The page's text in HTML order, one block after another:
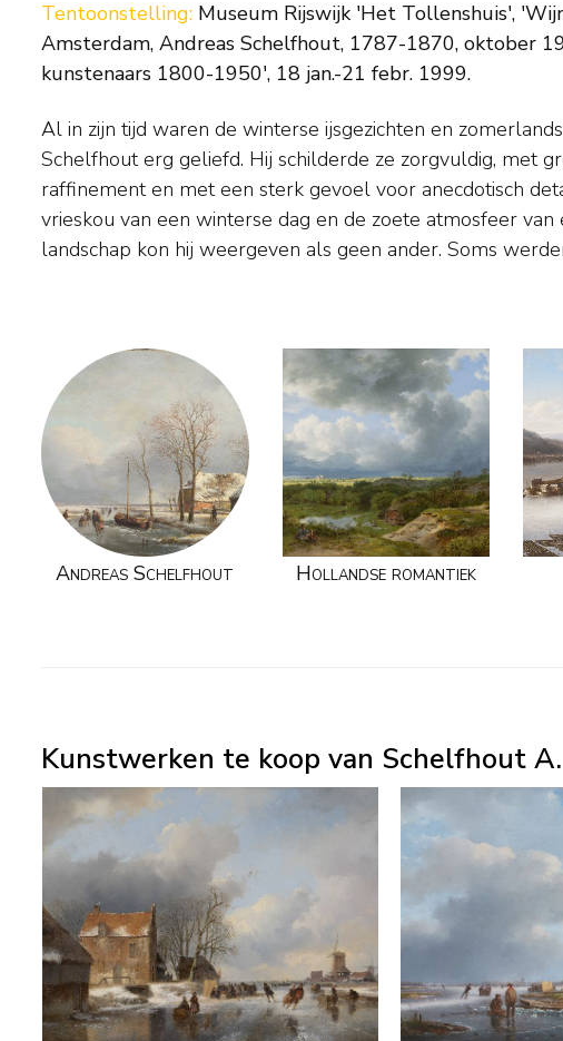
Tentoonstelling: Museum Rijswijk 'Het Tollenshuis',
Amsterdam, Andreas Schelfhout, 1787-1870, oktober
kunstenaars 1800-1950', 18 jan.-21 febr. 1999.
Al in zijn tijd waren de winterse ijsgezichten en
Schelfhout erg geliefd. Hij schilderde ze zorgvuldig, met
raffinement en met een sterk gevoel voor anecdotisch
vrieskou van een winterse dag en de zoete atmosfeer van
landschap kon hij weergeven als geen ander. Soms
gestoffeerd door veeschilder P.G. van Os. Schelfhout had
waaronder C.H.J. Leickert, L.J. Kleijn, H.J. Weissenbruch en
Tentoongesteld: Gemeentemuseum Helmond,
nachtstukken van Nederlandse kunstenaars 1800-1950'
Andreas Schelfhout Hollandse romantiek
Kunstwerken te koop van Schelfhout A.